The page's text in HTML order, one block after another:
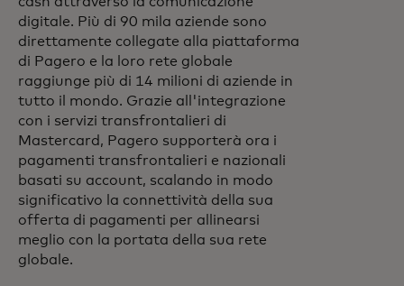
digitale. Più di 90 mila aziende sono
direttamente collegate alla piattaforma
di Pagero e la loro rete globale
raggiunge più di 14 milioni di aziende in
tutto il mondo. Grazie all'integrazione
con i servizi transfrontalieri di
Mastercard, Pagero supporterà ora i
pagamenti transfrontalieri e nazionali
basati su account, scalando in modo
significativo la connettività della sua
offerta di pagamenti per allinearsi
meglio con la portata della sua rete
globale.